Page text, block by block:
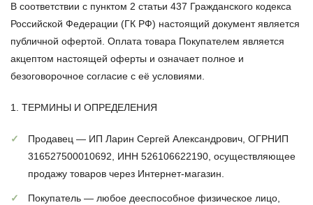
В соответствии с пунктом 2 статьи 437 Гражданского кодекса
Российской Федерации (ГК РФ) настоящий документ является
публичной офертой. Оплата товара Покупателем является
акцептом настоящей оферты и означает полное и
безоговорочное согласие с её условиями.
1. ТЕРМИНЫ И ОПРЕДЕЛЕНИЯ
Продавец — ИП Ларин Сергей Александрович, ОГРНИП
316527500010692, ИНН 526106622190, осуществляющее
продажу товаров через Интернет-магазин.
Покупатель — любое дееспособное физическое лицо,